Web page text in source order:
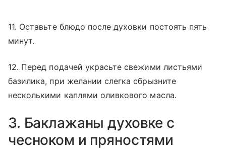
11. Оставьте блюдо после духовки постоять пять
минут.
12. Перед подачей украсьте свежими листьями
базилика, при желании слегка сбрызните
несколькими каплями оливкового масла.
3. Баклажаны духовке с
чесноком и пряностями